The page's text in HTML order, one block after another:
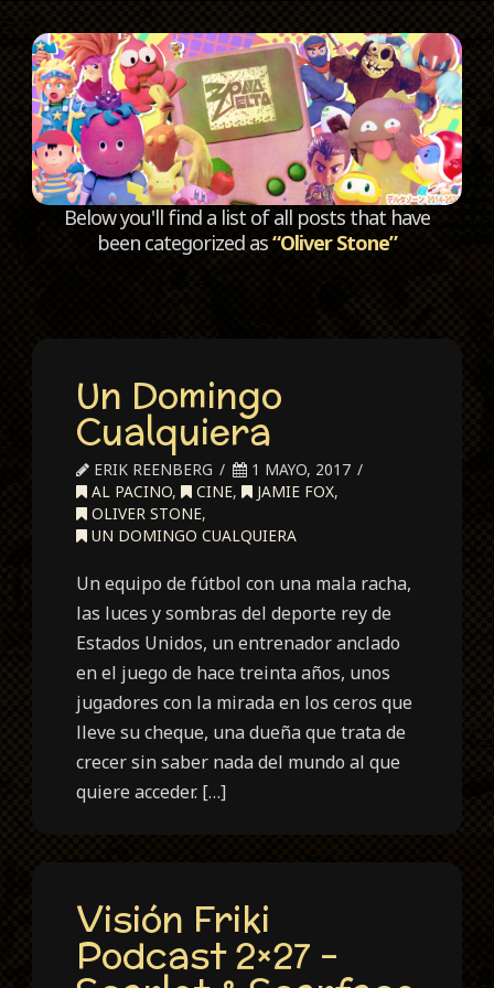
Below you'll find a list of all posts that have
been categorized as“Oliver Stone”
Un Domingo
Cualquiera
ERIK REENBERG
1 MAYO, 2017
AL PACINO, CINE, JAMIE FOX,
OLIVER STONE,
UN DOMINGO CUALQUIERA
Un equipo de fútbol con una mala racha,
las luces y sombras del deporte rey de
Estados Unidos, un entrenador anclado
en el juego de hace treinta años, unos
jugadores con la mirada en los ceros que
lleve su cheque, una dueña que trata de
crecer sin saber nada del mundo al que
quiere acceder. […]
Visión Friki
Podcast 2×27 –